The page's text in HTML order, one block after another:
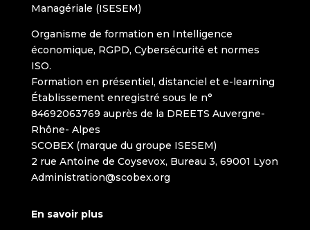
Managériale (ISESEM)
Organisme de formation en Intelligence
économique, RGPD, Cybersécurité et normes
ISO.
Formation en présentiel, distanciel et e-learning
Établissement enregistré sous le n°
84692063769 auprès de la DREETS Auvergne-
Rhône- Alpes
SCOBEX (marque du groupe ISESEM)
2 rue Antoine de Coysevox, Bureau 3, 69001 Lyon
Administration@scobex.org
En savoir plus